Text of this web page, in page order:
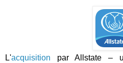
L'acquisition par Allstate –